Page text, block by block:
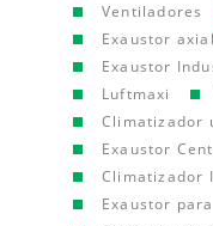
Ventiladores
Exaustor
Exaustor
Luftmaxi
Climatizador
Exaustor
Climatizador
Exaustor